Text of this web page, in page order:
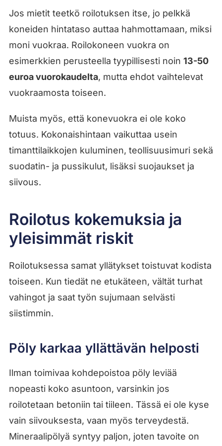
Jos mietit teetkö roilotuksen itse, jo pelkkä
koneiden hintataso auttaa hahmottamaan, miksi
moni vuokraa. Roilokoneen vuokra on
esimerkkien perusteella tyypillisesti noin 13-50
euroa vuorokaudelta, mutta ehdot vaihtelevat
vuokraamosta toiseen.
Muista myös, että konevuokra ei ole koko
totuus. Kokonaishintaan vaikuttaa usein
timanttilaikkojen kuluminen, teollisuusimuri sekä
suodatin- ja pussikulut, lisäksi suojaukset ja
siivous.
Roilotus kokemuksia ja
yleisimmät riskit
Roilotuksessa samat yllätykset toistuvat kodista
toiseen. Kun tiedät ne etukäteen, vältät turhat
vahingot ja saat työn sujumaan selvästi
siistimmin.
Pöly karkaa yllättävän helposti
Ilman toimivaa kohdepoistoa pöly leviää
nopeasti koko asuntoon, varsinkin jos
roilotetaan betoniin tai tiileen. Tässä ei ole kyse
vain siivouksesta, vaan myös terveydestä.
Mineraalipölyä syntyy paljon, joten tavoite on